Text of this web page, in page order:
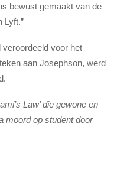
bewust gemaakt van de
Lyft.”
voor het
aan Josephson, werd
Law’ die gewone en
moord op student door